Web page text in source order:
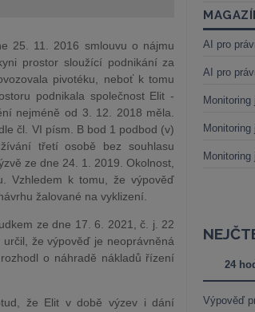
25. 11. 2016 smlouvu o nájmu
prostor sloužící podnikání za
pivotéku, neboť k tomu
podnikala společnost Elit -
nejméně od 3. 12. 2018 měla.
čl. VI písm. B bod 1 podbod (v)
třetí osobě bez souhlasu
ze dne 24. 1. 2019. Okolnost,
Vzhledem k tomu, že výpověď
žalované na vyklizení.
ze dne 17. 6. 2021, č. j. 22
že výpověď je neoprávněná
o náhradě nákladů řízení
že Elit v době výzev i dání
AI pro
AI pro
24
Výpověď